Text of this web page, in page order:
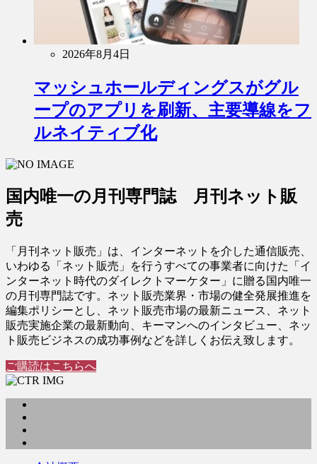
2026年8月4日
マッシュホールディングスがグル
ープのアプリを刷新、主要導線をフ
ルネイティブ化
国内唯一の月刊専門誌 月刊ネット販
売
「月刊ネット販売」は、インターネットを介した通信販売、
いわゆる「ネット販売」を行うすべての事業者に向けた「イ
ンターネット時代のダイレクトマーケター」に贈る国内唯一
の月刊専門誌です。ネット販売業界・市場の健全発展推進を
編集ポリシーとし、ネット販売市場の最新ニュース、ネット
販売実施企業の最新動向、キーマンへのインタビュー、ネッ
ト販売ビジネスの成功事例などを詳しくお伝え致します。
ご購読はこちらへ